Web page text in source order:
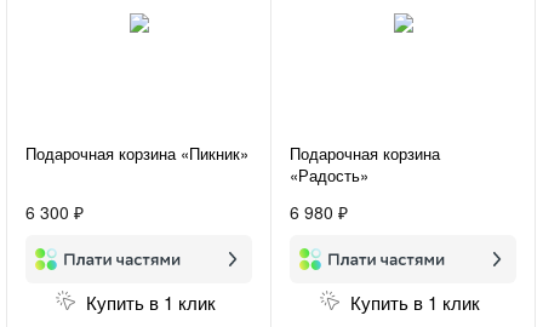
Подарочная корзина «Пикник»
6 300 ₽
Купить в 1 клик
Подарочная корзина
«Радость»
6 980 ₽
Купить в 1 клик